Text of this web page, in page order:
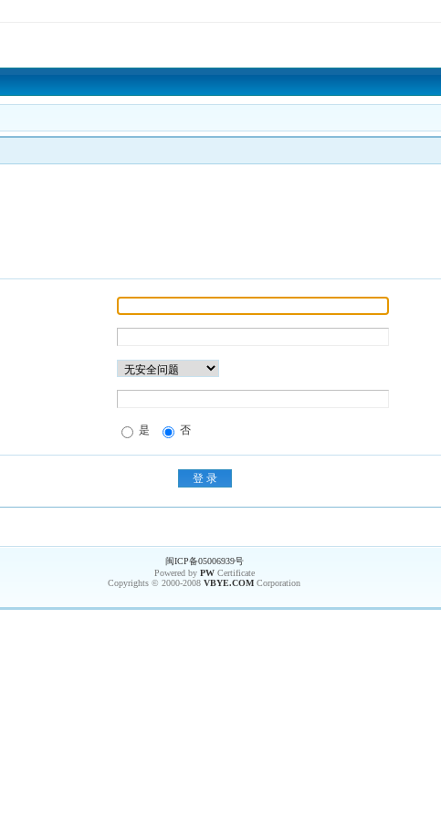
是 否
闽ICP备05006939号
Powered by PW Certificate
Copyrights © 2000-2008VBYE.COM Corporation